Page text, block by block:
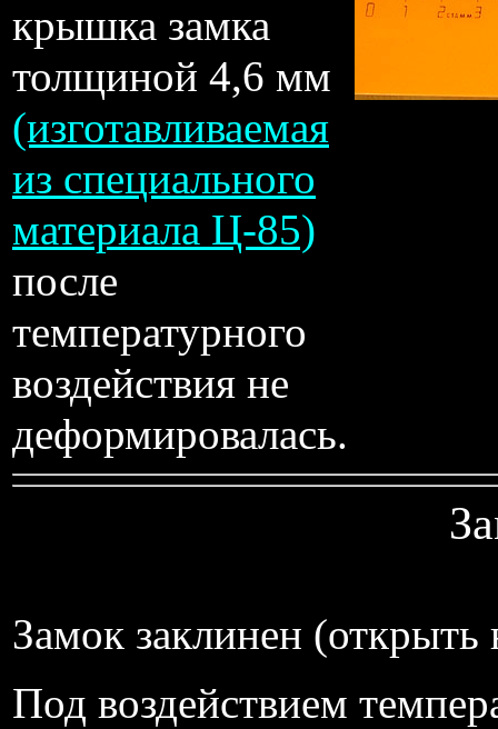
крышка замка
толщиной 4,6 мм
(изготавливаемая
из специального
материала Ц-85)
после
температурного
воздействия не
деформировалась.
Замок заклинен
Под воздействием